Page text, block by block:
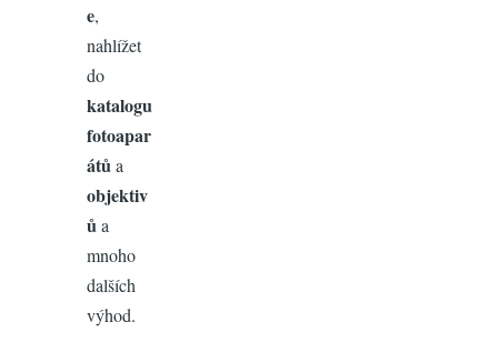
e,
nahlížet
do
katalogu
fotoapar
átů a
objektiv
ů a
mnoho
dalších
výhod.